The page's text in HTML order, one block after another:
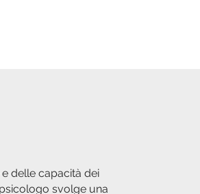
delle capacità dei
svolge una